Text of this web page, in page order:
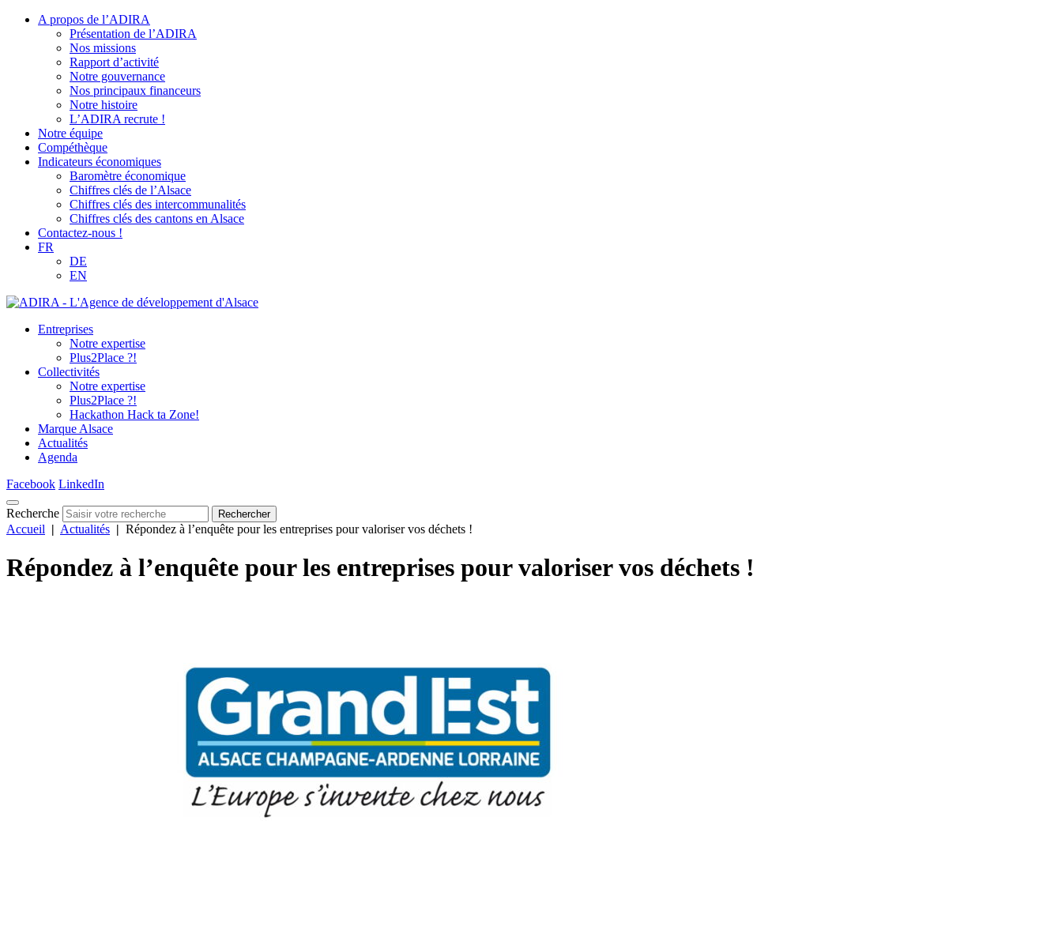
A propos de l’ADIRA
Présentation de l’ADIRA
Nos missions
Rapport d’activité
Notre gouvernance
Nos principaux financeurs
Notre histoire
L’ADIRA recrute !
Notre équipe
Compéthèque
Indicateurs économiques
Baromètre économique
Chiffres clés de l’Alsace
Chiffres clés des intercommunalités
Chiffres clés des cantons en Alsace
Contactez-nous !
FR
DE
EN
Entreprises
Notre expertise
Plus2Place ?!
Collectivités
Notre expertise
Plus2Place ?!
Hackathon Hack ta Zone!
Marque Alsace
Actualités
Agenda
Facebook LinkedIn
Recherche Rechercher
Accueil | Actualités | Répondez à l’enquête pour les entreprises pour valoriser vos déchets !
Répondez à l’enquête pour les entreprises pour valoriser vos déchets !